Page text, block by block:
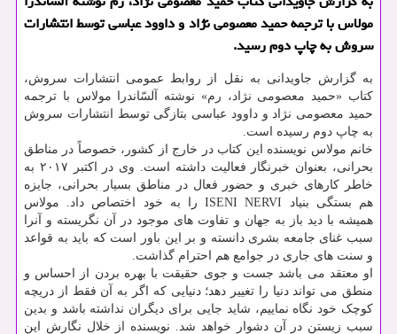
مولاس با ترجمه حمید معصومی نژاد و داوود عباسی توسط انتشارات
سروش به چاپ دوم رسید.
به گزارش جاویدانی به نقل از روابط عمومی انتشارات سروش،
کتاب «حمید معصومی نژاد، رم» نوشته آلسّاندرا مولاس با ترجمه
حمید معصومی نژاد و داوود عباسی بتازگی توسط انتشارات سروش
به چاپ دوم رسیده است.
خانم مولاس نویسنده این کتاب در خارج از کشور، خصوصاً در مناطق
بحرانی، بعنوان خبرنگار فعالیت داشته است. وی در اکتبر ۲۰۱۷ به
خاطر کارهای خبری و حضور فعال در مناطق بسیار بحرانی، جایزه
هم بستگی بنیاد ISENI NERVI را به خود اختصاص داد. مولاس
همیشه با دید باز به جهان و تفاوت های موجود در آن نگریسته و آنرا
سبب غنای جامعه بشری دانسته و بر این باور است که باید به قواعد
و سنت های جاری در جوامع هم احترام گذاشت.
او معتقد می باشد جست و جوی حقیقت با بهره بردن از احساس و
منطق می تواند دنیا را تغییر دهد؛ دنیایی که اگر به آن فقط از دریچه
کوچک خود نگاه نماییم، شاید جایی برای دیگران نداشته باشد و بدین
سبب زیستن در آن دشوار خواهد شد. نویسنده از خلال نگارش این